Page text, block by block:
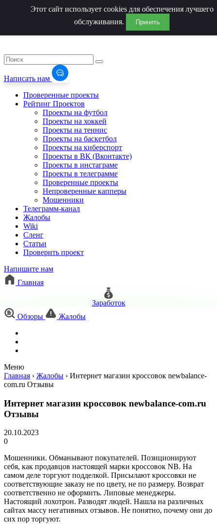
Написать нам
Проверенные проекты
Рейтинг Проектов
Проекты на футбол
Проекты на хоккей
Проекты на теннис
Проекты на баскетбол
Проекты на киберспорт
Проекты в ВК (Вконтакте)
Проекты в инстаграме
Проекты в телеграмме
Проверенные проекты
Непроверенные капперы
Мошенники
Телеграмм-канал
Жалобы
Wiki
Сленг
Статьи
Проверить проект
Напишите нам
Главная
Заработок
Обзоры
Жалобы
Меню
Этот сайт использует cookies для обеспечения лучшего
обслуживания.
Принять
Главная › Жалобы › Интернет магазин кроссовок newbalance-
com.ru Отзывы
Интернет магазин кроссовок newbalance-com.ru
Отзывы
20.10.2023
0
Мошенники. Обманывают покупателей. Позиционируют
себя, как продавцов настоящей марки кроссовок NB. На
самом деле торгуют подделкой. Присылают кроссовки не
соответствующие заказу не по цвету, не по размеру. Возврат
соответственно не оформить. Липовые менеджеры.
Настоящий лохотрон. Разводят людей. Нашла на различных
сайтах массу негативных отзывов. Не понятно, почему они до
сих пор торгуют.